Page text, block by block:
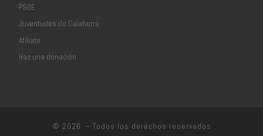
PSOE
Juventudes de Calahorra
Afiliate
Haz una donación
© 2026 – Todos los derechos reservados